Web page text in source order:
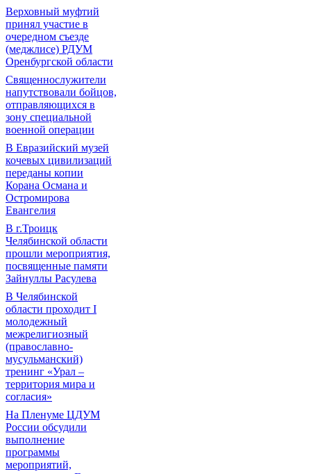
Верховный муфтий
принял участие в
очередном съезде
(меджлисе) РДУМ
Оренбургской области
Священнослужители
напутствовали бойцов,
отправляющихся в
зону специальной
военной операции
В Евразийский музей
кочевых цивилизаций
переданы копии
Корана Османа и
Остромирова
Евангелия
В г.Троицк
Челябинской области
прошли мероприятия,
посвященные памяти
Зайнуллы Расулева
В Челябинской
области проходит I
молодежный
межрелигиозный
(православно-
мусульманский)
тренинг «Урал –
территория мира и
согласия»
На Пленуме ЦДУМ
России обсудили
выполнение
программы
мероприятий,